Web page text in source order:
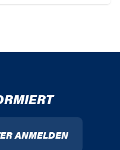
ANMELDEN